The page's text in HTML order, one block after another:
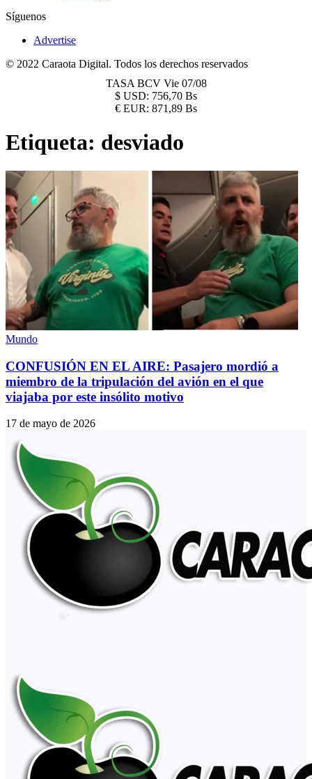
Síguenos
Advertise
© 2022 Caraota Digital. Todos los derechos reservados
TASA BCV Vie 07/08
$ USD: 756,70 Bs
€ EUR: 871,89 Bs
Etiqueta: desviado
Mundo
CONFUSIÓN EN EL AIRE: Pasajero mordió a
miembro de la tripulación del avión en el que
viajaba por este insólito motivo
17 de mayo de 2026